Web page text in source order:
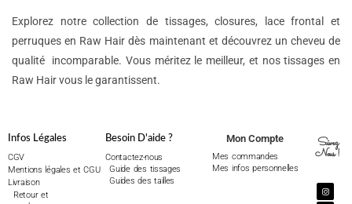
Explorez notre collection de tissages, closures, lace frontal et
perruques en Raw Hair dès maintenant et découvrez un cheveu de
qualité incomparable. Vous méritez le meilleur, et nos tissages en
Raw Hair vous le garantissent.
Infos Légales
CGV
Mentions légales et CGU
Livraison
Retour et
Besoin D'aide ?
Contactez-nous
Guide des tissages
Guides des tailles
Mon Compte
Mes commandes
Mes infos personnelles
Suivez
Nous !